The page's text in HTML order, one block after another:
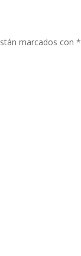
marcados con*